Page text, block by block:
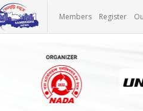
Members Register